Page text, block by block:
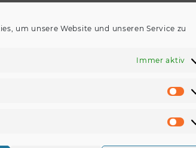
um unsere Website und unseren Service zu
Immer aktiv
REZENSIONEN (0)
Farbe Alufarben Gewicht 930 g